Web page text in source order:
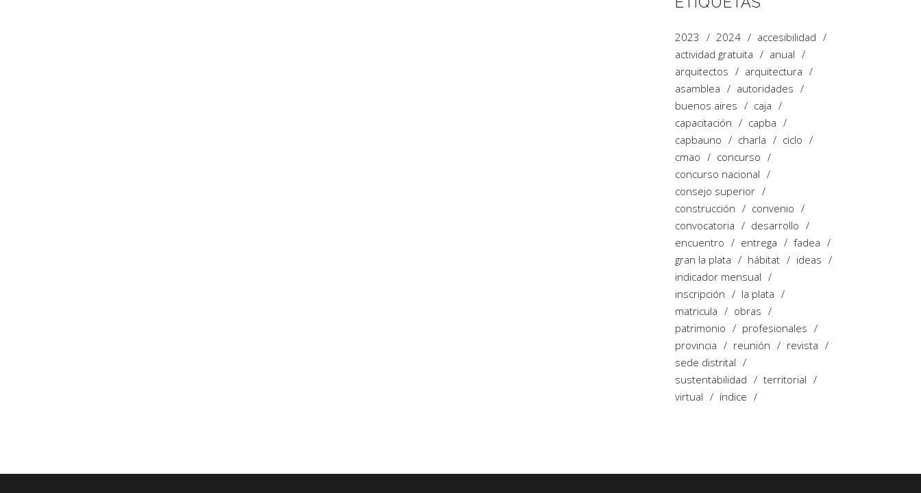
2023 2024
accesibilidad
actividad gratuita
anual
arquitectos
arquitectura
asamblea
autoridades
buenos aires
caja
capacitación
capba
capbauno
charla
ciclo
cmao
concurso
concurso nacional
consejo superior
construcción
convenio
convocatoria
desarrollo
encuentro
entrega
fadea
gran la plata
hábitat
ideas
indicador mensual
inscripción
la plata
matricula
obras
patrimonio
profesionales
provincia
reunión
revista
sede distrital
sustentabilidad
territorial
virtual
índice